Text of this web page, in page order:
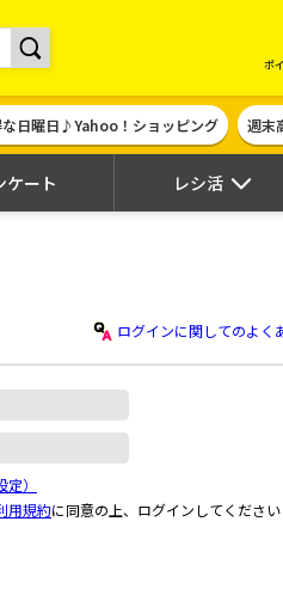
ト | ハピタス
ポ
な日曜日♪Yahoo！ショッピング 週末
ケート レシ活
ログインに関してのよく
）
用規約に同意の上、ログインしてください